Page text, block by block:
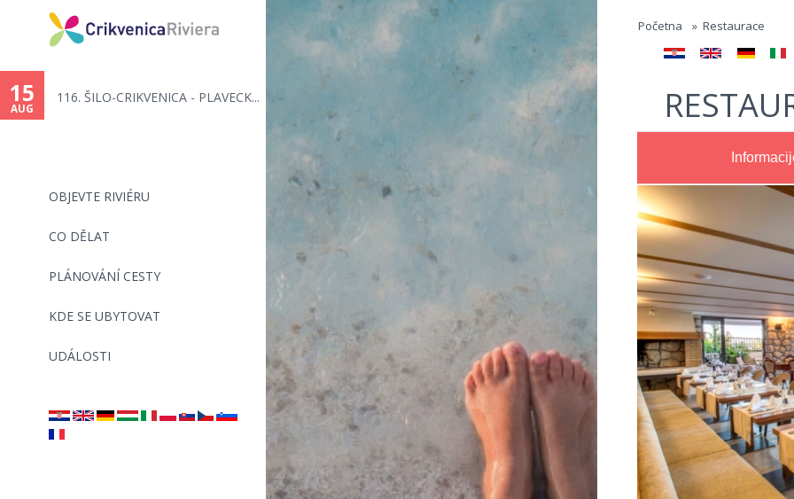
OBJEVTE RIVIÉRU
CO DĚLAT
PLÁNOVÁNÍ CESTY
KDE SE UBYTOVAT
UDÁLOSTI
15
AUG
116. ŠILO-CRIKVENICA - PLAVECK...
are
here
Početna » Restaurace